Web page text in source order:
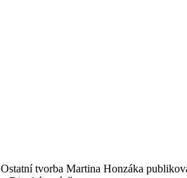
Ostatní tvorba Martina Honzáka